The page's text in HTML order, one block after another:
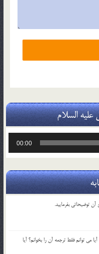
السلام
00:00
توضيحاتي بفرماييد.
مي توانم فقط ترجمه آن را بخوانم؟ آيا